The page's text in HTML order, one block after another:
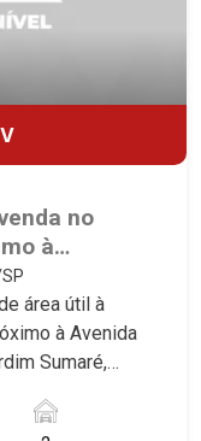
no
à
-
área útil à
à Avenida
Sumaré,